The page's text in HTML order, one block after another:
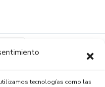
tecnologías como las